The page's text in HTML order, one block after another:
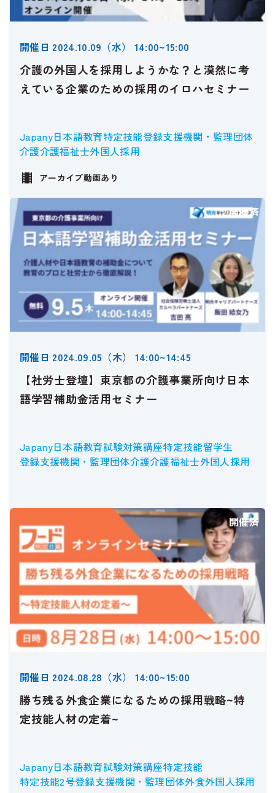
開催日 2024.10.09（水） 14:00~15:00
介護の外国人を採用しようかな？と漠然に考
えている企業のための採用のイロハセミナー
Japany日本語教育特定技能登録支援機関・監理団体
介護介護福祉士外国人採用
アーカイブ動画あり
開催済
開催日 2024.09.05（木） 14:00~14:45
【社労士登壇】東京都の介護事業所向け日本
語学習補助金活用セミナー
Japany日本語教育試験対策講座特定技能留学生
登録支援機関・監理団体介護介護福祉士外国人採用
開催済
開催日 2024.08.28（水） 14:00~15:00
勝ち残る外食企業になるための採用戦略~特
定技能人材の定着~
Japany日本語教育試験対策講座特定技能
特定技能2号登録支援機関・監理団体外食外国人採用